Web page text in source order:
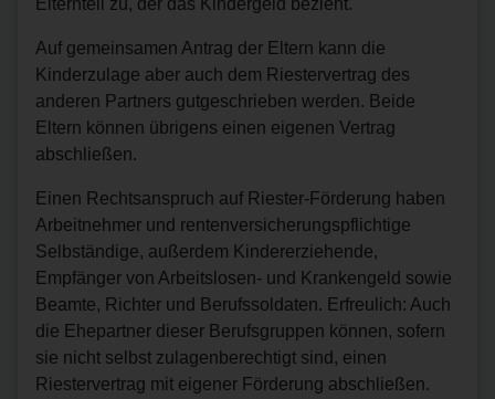
Elternteil zu, der das Kindergeld bezieht.
Auf gemeinsamen Antrag der Eltern kann die
Kinderzulage aber auch dem Riestervertrag des
anderen Partners gutgeschrieben werden. Beide
Eltern können übrigens einen eigenen Vertrag
abschließen.
Einen Rechtsanspruch auf Riester-Förderung haben
Arbeitnehmer und rentenversicherungspflichtige
Selbständige, außerdem Kindererziehende,
Empfänger von Arbeitslosen- und Krankengeld sowie
Beamte, Richter und Berufssoldaten. Erfreulich: Auch
die Ehepartner dieser Berufsgruppen können, sofern
sie nicht selbst zulagenberechtigt sind, einen
Riestervertrag mit eigener Förderung abschließen.